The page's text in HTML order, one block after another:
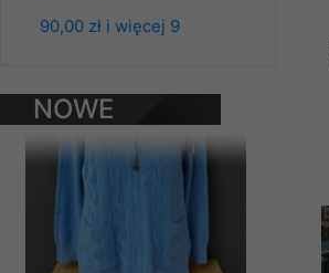
90,00 zł i więcej 9
NOWE
PRODUKTY
Paczka 10 szt